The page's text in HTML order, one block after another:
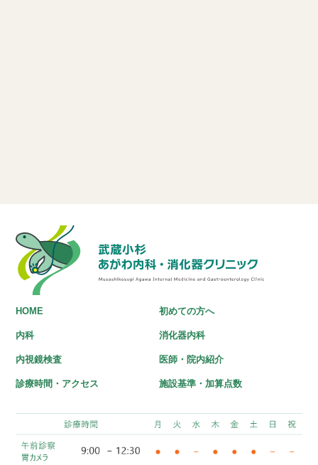
HOME 初めての方へ
内科 消化器内科
内視鏡検査 医師・院内紹介
診療時間・アクセス 施設基準・加算点数